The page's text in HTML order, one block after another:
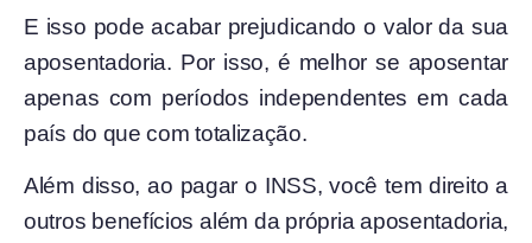
E isso pode acabar prejudicando o valor da sua
aposentadoria. Por isso, é melhor se aposentar
apenas com períodos independentes em cada
país do que com totalização.
Além disso, ao pagar o INSS, você tem direito a
outros benefícios além da própria aposentadoria,